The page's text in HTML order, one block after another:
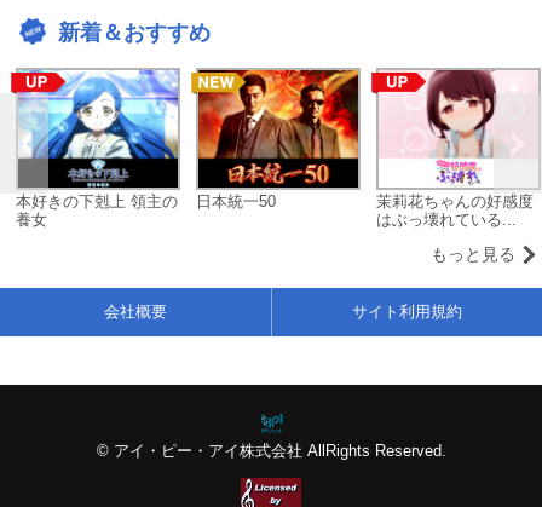
新着＆おすすめ
本好きの下剋上 領主の
養女
日本統一50
茉莉花ちゃんの好感度
はぶっ壊れている...
もっと見る
© アイ・ピー・アイ株式会社 AllRights Reserved.
会社概要 サイト利用規約